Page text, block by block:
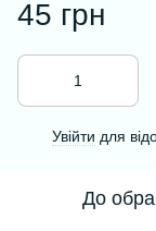
45 грн
Увійти для
До